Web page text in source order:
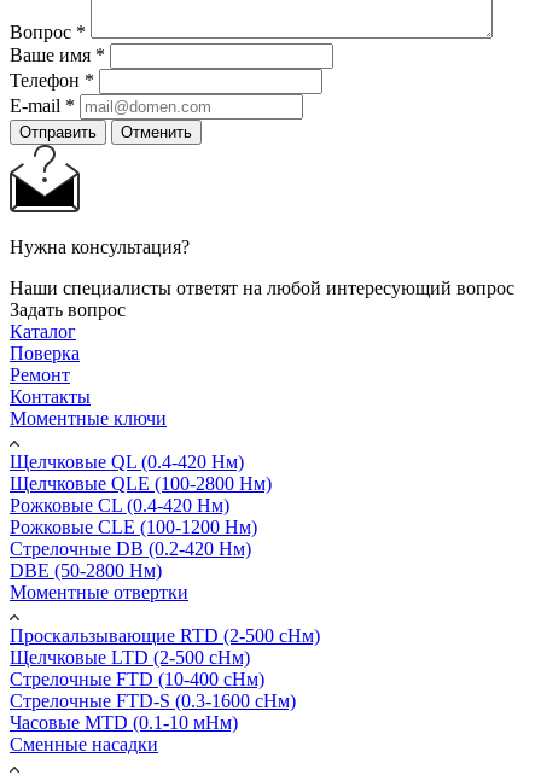
Вопрос *
Ваше имя *
Телефон *
E-mail *
Отправить Отменить
Нужна консультация?
Наши специалисты ответят на любой интересующий вопрос
Задать вопрос
Каталог
Поверка
Ремонт
Контакты
Моментные ключи
Щелчковые QL (0.4-420 Нм)
Щелчковые QLE (100-2800 Нм)
Рожковые CL (0.4-420 Нм)
Рожковые CLE (100-1200 Нм)
Стрелочные DB (0.2-420 Нм)
DBE (50-2800 Нм)
Моментные отвертки
Проскальзывающие RTD (2-500 сНм)
Щелчковые LTD (2-500 сНм)
Стрелочные FTD (10-400 сНм)
Стрелочные FTD-S (0.3-1600 сНм)
Часовые MTD (0.1-10 мНм)
Сменные насадки